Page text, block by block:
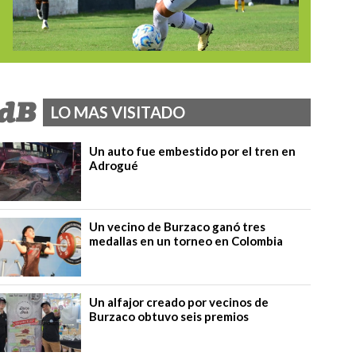
LO MAS VISITADO
Un auto fue embestido por el tren en
Adrogué
Un vecino de Burzaco ganó tres
medallas en un torneo en Colombia
Un alfajor creado por vecinos de
Burzaco obtuvo seis premios